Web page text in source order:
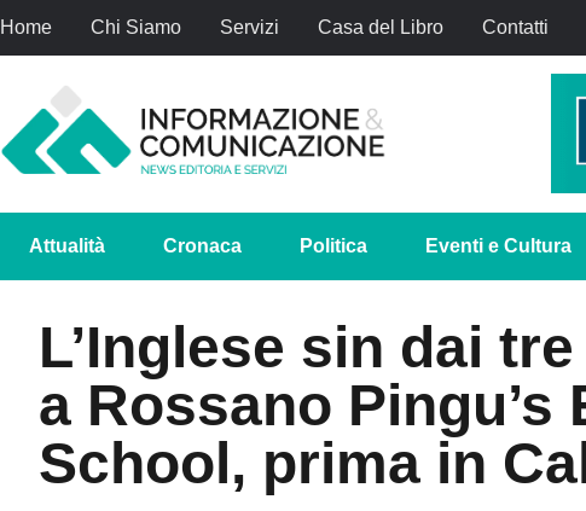
Home Chi Siamo Servizi Casa del Libro Contatti
Attualità Cronaca Politica Eventi e Cultura
L’Inglese sin dai
a Rossano Pingu’s
School, prima in